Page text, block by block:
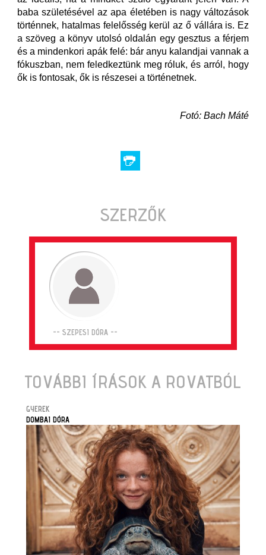
baba születésével az apa életében is nagy változások
történnek, hatalmas felelősség kerül az ő vállára is. Ez
a szöveg a könyv utolsó oldalán egy gesztus a férjem
és a mindenkori apák felé: bár anyu kalandjai vannak a
fókuszban, nem feledkeztünk meg róluk, és arról, hogy
ők is fontosak, ők is részesei a történetnek.
Fotó: Bach Máté
SZERZŐK
-- SZEPESI DÓRA --
TOVÁBBI ÍRÁSOK A ROVATBÓL
GYEREK
DOMBAI DÓRA